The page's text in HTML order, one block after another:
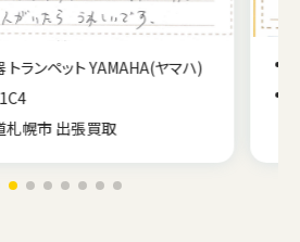
トランペット YAMAHA(ヤマハ)
札幌市 出張買取